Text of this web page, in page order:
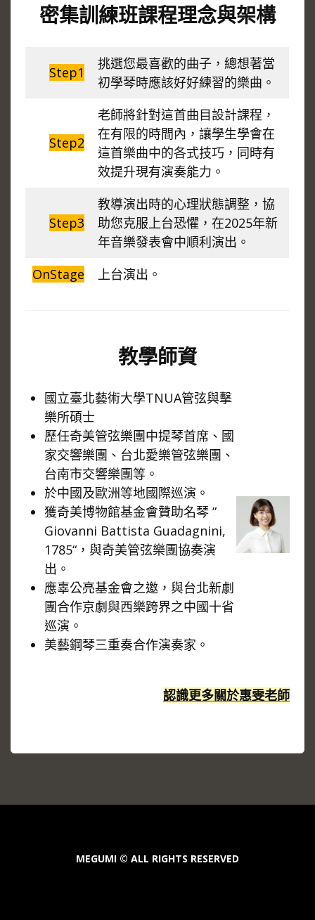
密集訓練班課程理念與架構
Step1
挑選您最喜歡的曲子，總想著當
初學琴時應該好好練習的樂曲。
Step2
老師將針對這首曲目設計課程，
在有限的時間內，讓學生學會在
這首樂曲中的各式技巧，同時有
效提升現有演奏能力。
Step3
教導演出時的心理狀態調整，協
助您克服上台恐懼，在2025年新
年音樂發表會中順利演出。
OnStage
上台演出。
教學師資
國立臺北藝術大學TNUA管弦與擊
樂所碩士
歷任奇美管弦樂團中提琴首席、國
家交響樂團、台北愛樂管弦樂團、
台南市交響樂團等。
於中國及歐洲等地國際巡演。
獲奇美博物館基金會贊助名琴 ”
Giovanni Battista Guadagnini,
1785“，與奇美管弦樂團協奏演
出。
應辜公亮基金會之邀，與台北新劇
團合作京劇與西樂跨界之中國十省
巡演。
美藝鋼琴三重奏合作演奏家。
認識更多關於惠雯老師
MEGUMI © ALL RIGHTS RESERVED